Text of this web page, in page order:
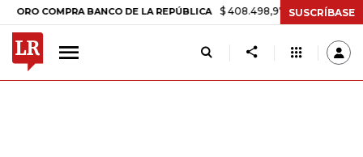
BANCO DE LA REPÚBLICA $ 408.498,97 +$ 8.753,81 +2,19%
SUSCRÍBASE